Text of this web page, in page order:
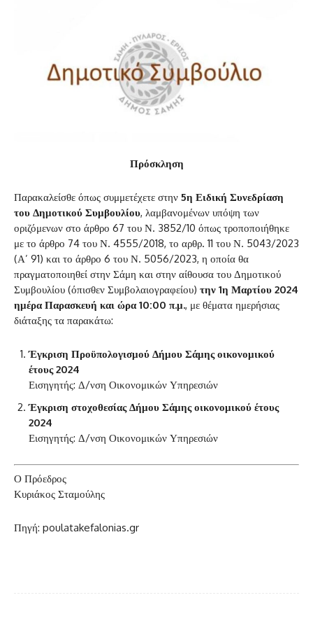
Πρόσκληση
Παρακαλείσθε όπως συμμετέχετε στην 5η Ειδική Συνεδρίαση
του Δημοτικού Συμβουλίου, λαμβανομένων υπόψη των
οριζόμενων στο άρθρο 67 του Ν. 3852/10 όπως τροποποιήθηκε
με το άρθρο 74 του Ν. 4555/2018, το αρθρ. 11 του Ν. 5043/2023
(Α’ 91) και το άρθρο 6 του Ν. 5056/2023, η οποία θα
πραγματοποιηθεί στην Σάμη και στην αίθουσα του Δημοτικού
Συμβουλίου (όπισθεν Συμβολαιογραφείου) την 1η Μαρτίου 2024
ημέρα Παρασκευή και ώρα 10:00 π.μ., με θέματα ημερήσιας
διάταξης τα παρακάτω:
Έγκριση Προϋπολογισμού Δήμου Σάμης οικονομικού
έτους 2024
Εισηγητής: Δ/νση Οικονομικών Υπηρεσιών
Έγκριση στοχοθεσίας Δήμου Σάμης οικονομικού έτους
2024
Εισηγητής: Δ/νση Οικονομικών Υπηρεσιών
Ο Πρόεδρος
Κυριάκος Σταμούλης
Πηγή: poulatakefalonias.gr